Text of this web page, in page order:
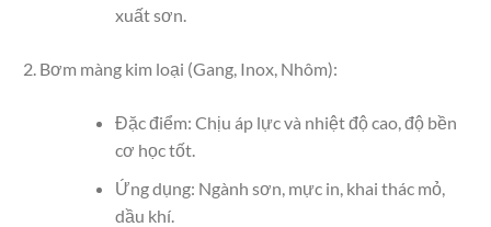
xuất sơn.
Bơm màng kim loại (Gang, Inox, Nhôm):
Đặc điểm: Chịu áp lực và nhiệt độ cao, độ bền
cơ học tốt.
Ứng dụng: Ngành sơn, mực in, khai thác mỏ,
dầu khí.